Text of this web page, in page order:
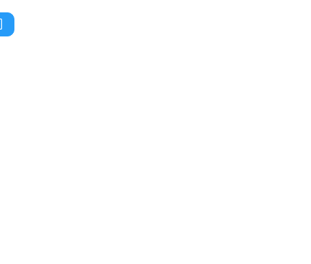
Commentaires